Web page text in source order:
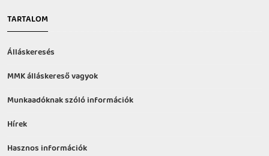
TARTALOM
Álláskeresés
MMK álláskereső vagyok
Munkaadóknak szóló információk
Hírek
Hasznos információk